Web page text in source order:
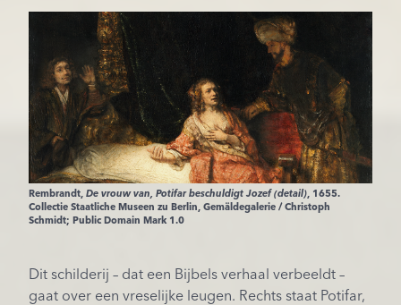
Rembrandt, De vrouw van, Potifarbeschuldigt Jozef (detail), 1655.
Collectie Staatliche Museen zu Berlin, Gemäldegalerie / Christoph
Schmidt; Public Domain Mark 1.0
Dit schilderij – dat een Bijbels verhaal verbeeldt –
gaat over een vreselijke leugen. Rechts staat Potifar,